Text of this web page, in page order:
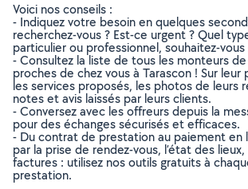
Voici nos conseils :
- Indiquez votre besoin en quelques
recherchez-vous ? Est-ce urgent ? Quel
particulier ou professionnel, souhaitez-vous
- Consultez la liste de tous les monteurs
proches de chez vous à Tarascon ! Sur leur
les services proposés, les photos de leurs
notes et avis laissés par leurs clients.
- Conversez avec les offreurs depuis la
pour des échanges sécurisés et efficaces.
- Du contrat de prestation au paiement en
par la prise de rendez-vous, l’état des
factures : utilisez nos outils gratuits à
prestation.